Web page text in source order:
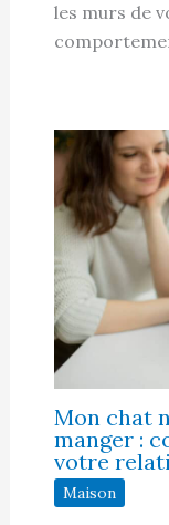
les murs de
Mon chat
manger :
votre
Maison